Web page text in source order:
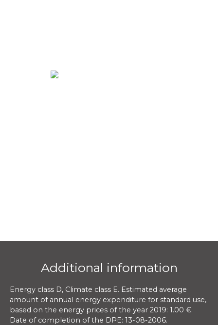
Additional information
Energy class D, Climate class E. Estimated average
amount of annual energy expenditure for standard use,
based on the energy prices of the year 2019: 1.00 €.
Date of completion of the DPE: 13-08-2006.